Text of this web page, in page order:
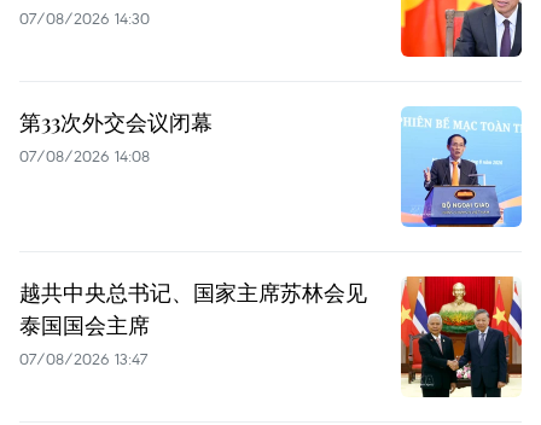
07/08/2026 14:30
第33次外交会议闭幕
07/08/2026 14:08
越共中央总书记、国家主席苏林会见
泰国国会主席
07/08/2026 13:47